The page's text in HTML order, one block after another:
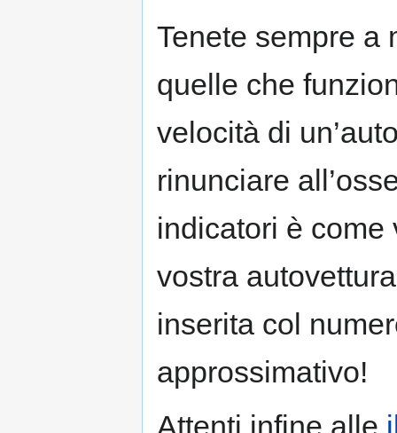
Tenete sempre a
quelle che
velocità di
rinunciare
indicatori è
vostra
inserita col
approssimativo!
Attenti infine alle